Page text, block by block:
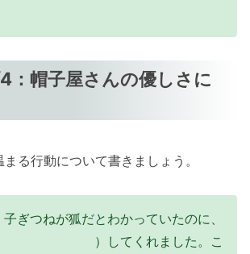
：帽子屋さんの優しさに
る行動について書きましょう。
ぎつねが狐だとわかっていたのに、
てくれました。こ